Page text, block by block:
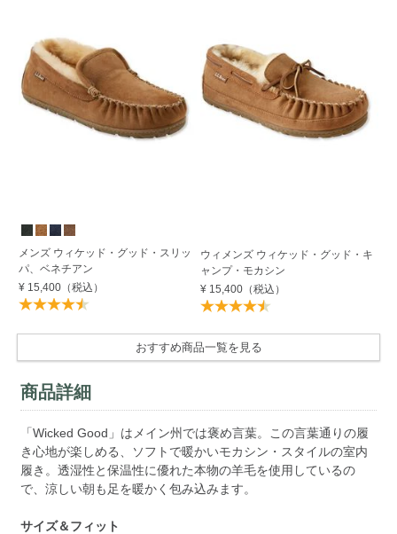
メンズ ウィケッド・グッド・スリッ
パ、ベネチアン
¥ 15,400（税込）
ウィメンズ ウィケッド・グッド・キ
ャンプ・モカシン
¥ 15,400 （税込）
おすすめ商品一覧を見る
商品詳細
「Wicked Good」はメイン州では褒め言葉。この言葉通りの履
き心地が楽しめる、ソフトで暖かいモカシン・スタイルの室内
履き。透湿性と保温性に優れた本物の羊毛を使用しているの
で、涼しい朝も足を暖かく包み込みます。
サイズ＆フィット